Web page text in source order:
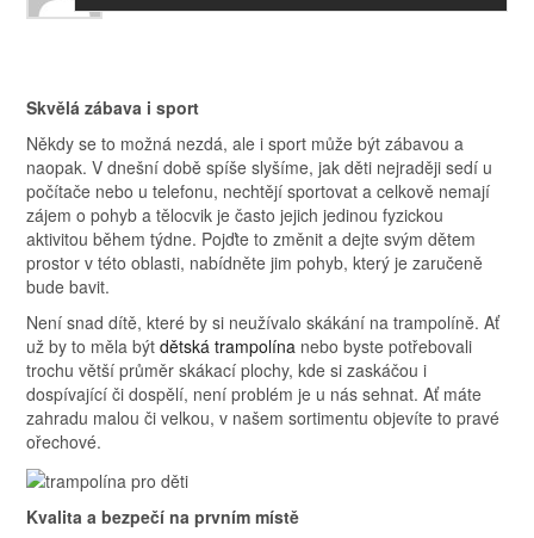
Skvělá zábava i sport
Někdy se to možná nezdá, ale i sport může být zábavou a
naopak. V dnešní době spíše slyšíme, jak děti nejraději sedí u
počítače nebo u telefonu, nechtějí sportovat a celkově nemají
zájem o pohyb a tělocvik je často jejich jedinou fyzickou
aktivitou během týdne. Pojďte to změnit a dejte svým dětem
prostor v této oblasti, nabídněte jim pohyb, který je zaručeně
bude bavit.
Není snad dítě, které by si neužívalo skákání na trampolíně. Ať
už by to měla býtdětská trampolína nebo byste potřebovali
trochu větší průměr skákací plochy, kde si zaskáčou i
dospívající či dospělí, není problém je u nás sehnat. Ať máte
zahradu malou či velkou, v našem sortimentu objevíte to pravé
ořechové.
Kvalita a bezpečí na prvním místě